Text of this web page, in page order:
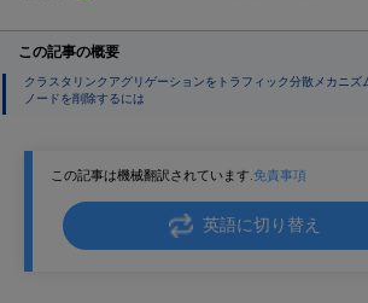
この記事は機械翻訳されています.免責事項
英語に切り替え
この記事の概要
クラスタリンクアグリゲーションをトラフィック分散メカニズ
ノードを削除するには